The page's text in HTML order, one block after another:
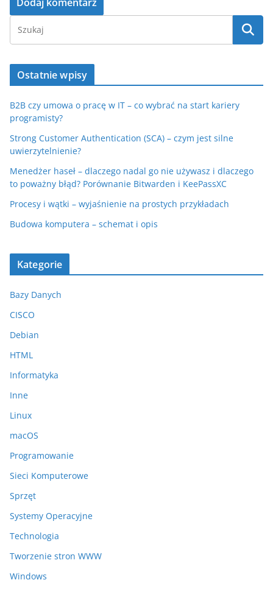
Ostatnie wpisy
B2B czy umowa o pracę w IT – co wybrać na start kariery
programisty?
Strong Customer Authentication (SCA) – czym jest silne
uwierzytelnienie?
Menedżer haseł – dlaczego nadal go nie używasz i dlaczego
to poważny błąd? Porównanie Bitwarden i KeePassXC
Procesy i wątki – wyjaśnienie na prostych przykładach
Budowa komputera – schemat i opis
Kategorie
Bazy Danych
CISCO
Debian
HTML
Informatyka
Inne
Linux
macOS
Programowanie
Sieci Komputerowe
Sprzęt
Systemy Operacyjne
Technologia
Tworzenie stron WWW
Windows